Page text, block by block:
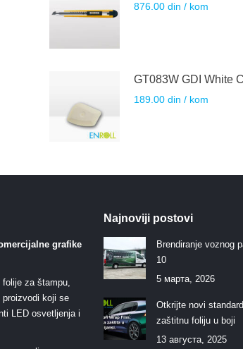
876.00din / kom
GT083W GDI White
189.00din / kom
grafike
za štampu,
koji se
LED osvetljenja i
Najnoviji postovi
Brendiranje voznog
10
5 марта, 2026
Otkrijte novi
zaštitnu foliju u boji
13 августа, 2025